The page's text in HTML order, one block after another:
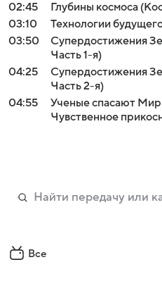
02:45
Глубины космоса
03:10
Технологии
03:50
Супердостижения
Часть 1-я)
04:25
Супердостижения
Часть 2-я)
04:55
Ученые спасают Мир
Чувственное
Все